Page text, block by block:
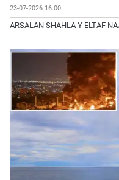
23-07-2026 16:00
ARSALAN SHAHLA Y ELTAF